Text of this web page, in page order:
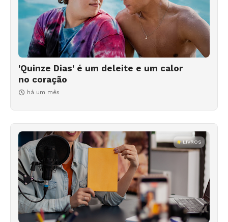
'Quinze Dias' é um deleite e um calor
no coração
há um mês
LIVROS